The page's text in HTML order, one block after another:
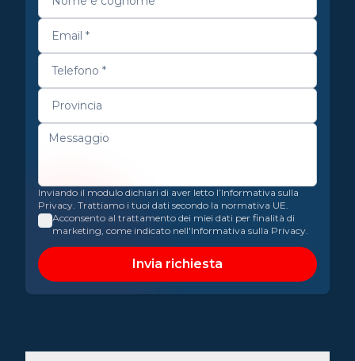
Inviando il modulo dichiari di aver letto l’Informativa sulla
Privacy. Trattiamo i tuoi dati secondo la normativa UE.
Acconsento al trattamento dei miei dati per finalità di
marketing, come indicato nell'Informativa sulla Privacy.
Invia richiesta